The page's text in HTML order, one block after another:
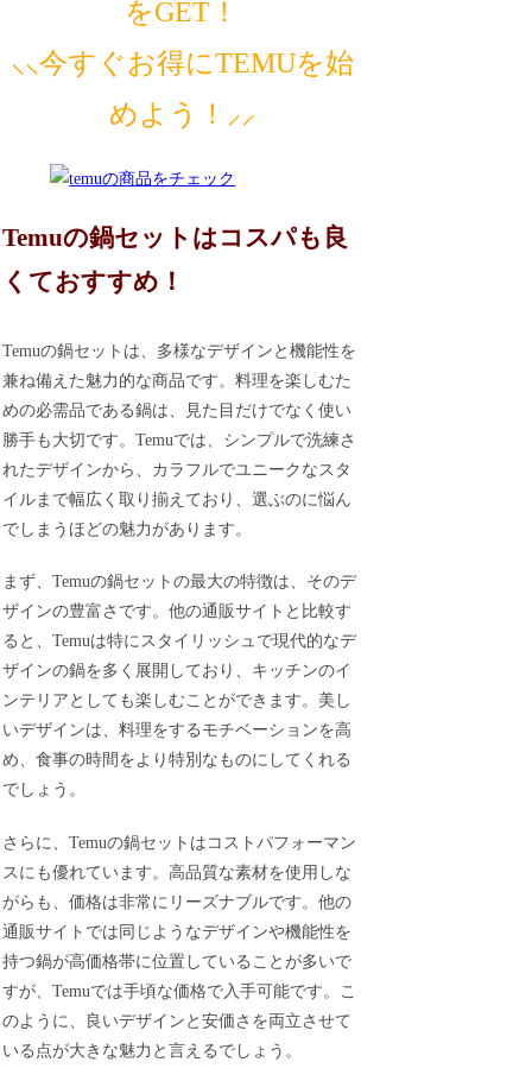
をGET！
⸜⸜今すぐお得にTEMUを始
めよう！⸝⸝
Temuの鍋セットはコスパも良
くておすすめ！
Temuの鍋セットは、多様なデザインと機能性を
兼ね備えた魅力的な商品です。料理を楽しむた
めの必需品である鍋は、見た目だけでなく使い
勝手も大切です。Temuでは、シンプルで洗練さ
れたデザインから、カラフルでユニークなスタ
イルまで幅広く取り揃えており、選ぶのに悩ん
でしまうほどの魅力があります。
まず、Temuの鍋セットの最大の特徴は、そのデ
ザインの豊富さです。他の通販サイトと比較す
ると、Temuは特にスタイリッシュで現代的なデ
ザインの鍋を多く展開しており、キッチンのイ
ンテリアとしても楽しむことができます。美し
いデザインは、料理をするモチベーションを高
め、食事の時間をより特別なものにしてくれる
でしょう。
さらに、Temuの鍋セットはコストパフォーマン
スにも優れています。高品質な素材を使用しな
がらも、価格は非常にリーズナブルです。他の
通販サイトでは同じようなデザインや機能性を
持つ鍋が高価格帯に位置していることが多いで
すが、Temuでは手頃な価格で入手可能です。こ
のように、良いデザインと安価さを両立させて
いる点が大きな魅力と言えるでしょう。